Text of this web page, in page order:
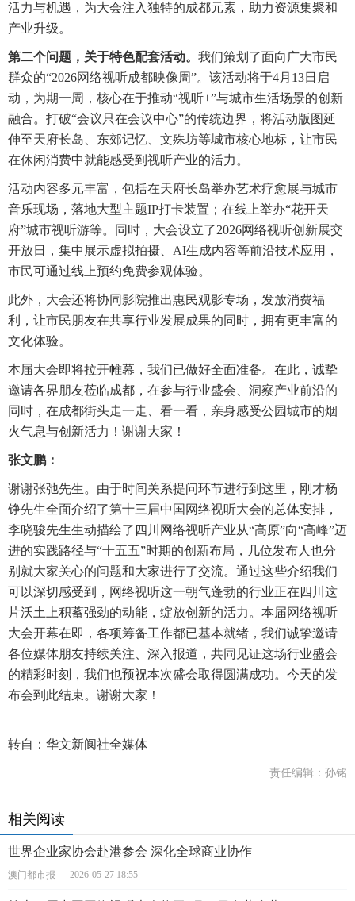
活力与机遇，为大会注入独特的成都元素，助力资源集聚和
产业升级。
第二个问题，关于特色配套活动。 我们策划了面向广大市民
群众的“2026网络视听成都映像周”。该活动将于4月13日启
动，为期一周，核心在于推动“视听+”与城市生活场景的创新
融合。打破“会议只在会议中心”的传统边界，将活动版图延
伸至天府长岛、东郊记忆、文殊坊等城市核心地标，让市民
在休闲消费中就能感受到视听产业的活力。
活动内容多元丰富，包括在天府长岛举办艺术疗愈展与城市
音乐现场，落地大型主题IP打卡装置；在线上举办“花开天
府”城市视听游等。同时，大会设立了2026网络视听创新展交
开放日，集中展示虚拟拍摄、AI生成内容等前沿技术应用，
市民可通过线上预约免费参观体验。
此外，大会还将协同影院推出惠民观影专场，发放消费福
利，让市民朋友在共享行业发展成果的同时，拥有更丰富的
文化体验。
本届大会即将拉开帷幕，我们已做好全面准备。在此，诚挚
邀请各界朋友莅临成都，在参与行业盛会、洞察产业前沿的
同时，在成都街头走一走、看一看，亲身感受公园城市的烟
火气息与创新活力！谢谢大家！
张文鹏：
谢谢张弛先生。由于时间关系提问环节进行到这里，刚才杨
铮先生全面介绍了第十三届中国网络视听大会的总体安排，
李晓骏先生生动描绘了四川网络视听产业从“高原”向“高峰”迈
进的实践路径与“十五五”时期的创新布局，几位发布人也分
别就大家关心的问题和大家进行了交流。通过这些介绍我们
可以深切感受到，网络视听这一朝气蓬勃的行业正在四川这
片沃土上积蓄强劲的动能，绽放创新的活力。本届网络视听
大会开幕在即，各项筹备工作都已基本就绪，我们诚挚邀请
各位媒体朋友持续关注、深入报道，共同见证这场行业盛会
的精彩时刻，我们也预祝本次盛会取得圆满成功。今天的发
布会到此结束。谢谢大家！
转自：华文新阆社全媒体
责任编辑：孙铭
相关阅读
世界企业家协会赴港参会 深化全球商业协作
澳门都市报 2026-05-27 18:55